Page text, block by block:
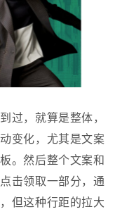
过，就算是整体，
变化，尤其是文案
。然后整个文案和
击领取一部分，通
但这种行距的拉大